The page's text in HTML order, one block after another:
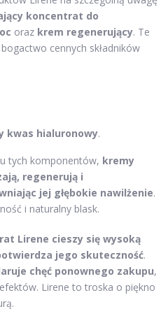
koncentrat do
oraz krem regenerujący. Te
cennych składników
kwas hialuronowy.
tych komponentów, kremy
regenerują i
jej głębokie nawilżenie.
i naturalny blask.
Lirene cieszy się wysoką
jego skuteczność.
chęć ponownego zakupu,
Lirene to troska o piękno